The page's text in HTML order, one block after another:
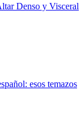
Denso y Visceral
esos temazos